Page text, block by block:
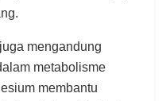
mengandung
metabolisme
membantu